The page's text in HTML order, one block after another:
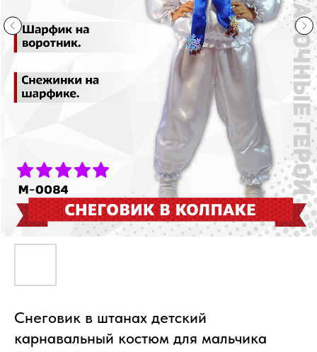
Снеговик в штанах детский
карнавальный костюм для мальчика